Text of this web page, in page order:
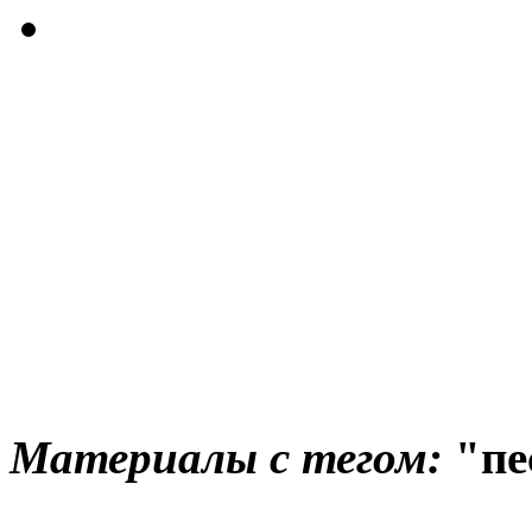
Материалы с тегом: